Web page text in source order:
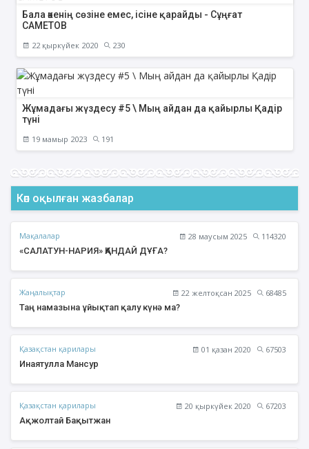
Бала әкенің сөзіне емес, ісіне қарайды - Сұңғат
САМЕТОВ
22 қыркүйек 2020 230
Жұмадағы жүздесу #5 \ Мың айдан да қайырлы Қадір
түні
19 мамыр 2023 191
Көп оқылған жазбалар
Мақалалар 28 маусым 2025
114320
«САЛАТУН-НАРИЯ» ҚАНДАЙ ДҰҒА?
Жаңалықтар 22 желтоқсан 2025
68485
Таң намазына ұйықтап қалу күнә ма?
Қазақстан қарилары 01 қазан 2020
67503
Инаятулла Мансур
Қазақстан қарилары 20 қыркүйек 2020
67203
Ақжолтай Бақытжан